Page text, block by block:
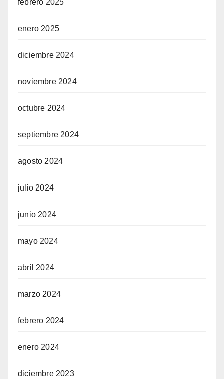
febrero 2025
enero 2025
diciembre 2024
noviembre 2024
octubre 2024
septiembre 2024
agosto 2024
julio 2024
junio 2024
mayo 2024
abril 2024
marzo 2024
febrero 2024
enero 2024
diciembre 2023